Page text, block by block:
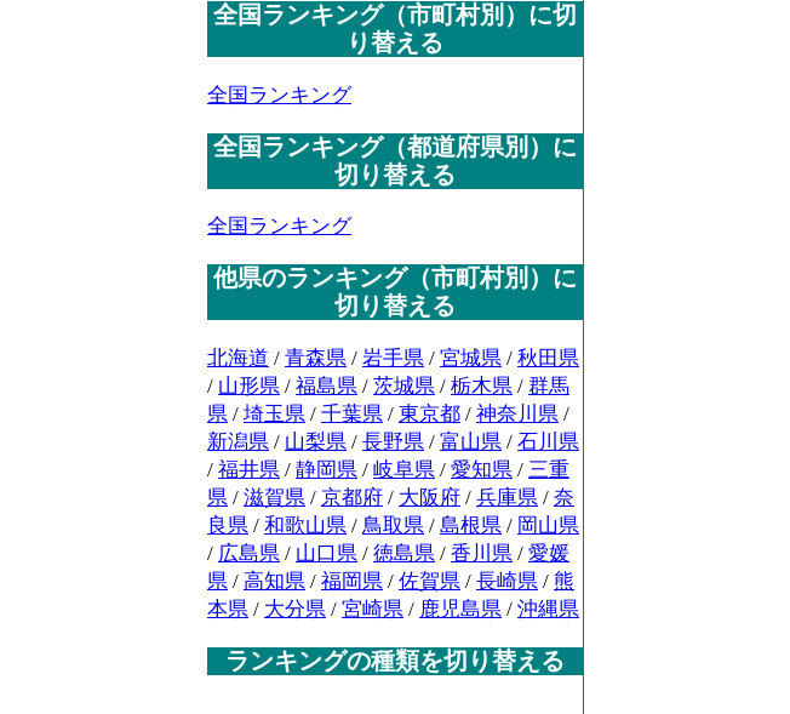
全国ランキング（市町村別）に切
り替える
全国ランキング
全国ランキング（都道府県別）に
切り替える
全国ランキング
他県のランキング（市町村別）に
切り替える
北海道 / 青森県 / 岩手県 / 宮城県 / 秋田県
/ 山形県 / 福島県 / 茨城県 / 栃木県 / 群馬
県 / 埼玉県 / 千葉県 / 東京都 / 神奈川県 /
新潟県 / 山梨県 / 長野県 / 富山県 / 石川県
/ 福井県 / 静岡県 / 岐阜県 / 愛知県 / 三重
県 / 滋賀県 / 京都府 / 大阪府 / 兵庫県 / 奈
良県 / 和歌山県 / 鳥取県 / 島根県 / 岡山県
/ 広島県 / 山口県 / 徳島県 / 香川県 / 愛媛
県 / 高知県 / 福岡県 / 佐賀県 / 長崎県 / 熊
本県 / 大分県 / 宮崎県 / 鹿児島県 / 沖縄県
ランキングの種類を切り替える